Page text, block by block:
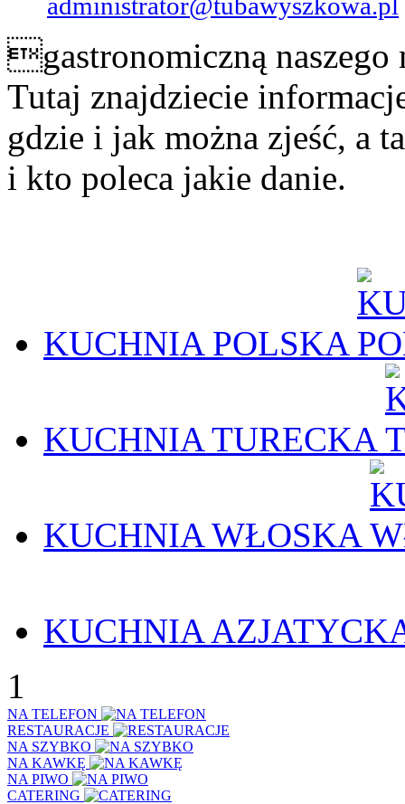
gastronomiczną naszego
Tutaj znajdziecie
gdzie i jak można zjeść, a
i kto poleca jakie danie.
KUCHNIA POLSKA
KUCHNIA TURECKA
KUCHNIA WŁOSKA
KUCHNIA
1
NA TELEFON
RESTAURACJE
NA SZYBKO
NA KAWKĘ
NA PIWO
CATERING